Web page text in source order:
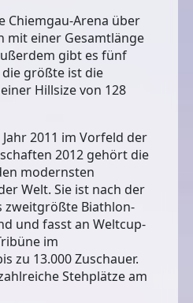
Chiemgau-Arena über
mit einer Gesamtlänge
gibt es fünf
größte ist die
Hillsize von 128
2011 im Vorfeld der
2012 gehört die
modernsten
Welt. Sie ist nach der
zweitgrößte Biathlon-
und fasst an Weltcup-
im
zu 13.000 Zuschauer.
Stehplätze am